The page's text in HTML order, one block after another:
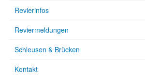
Revierinfos
Reviermeldungen
Schleusen & Brücken
Kontakt